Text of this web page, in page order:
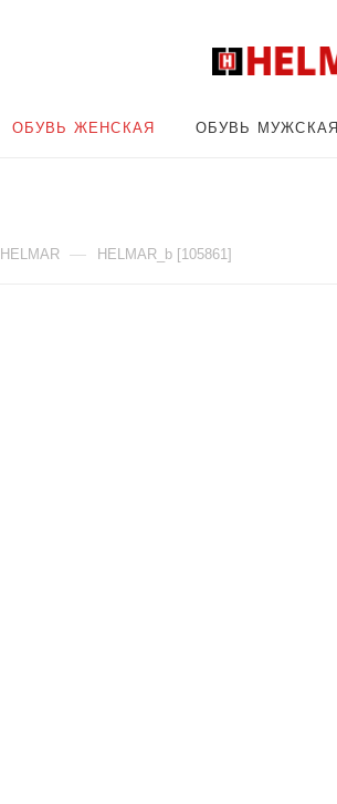
ОБУВЬ ЖЕНСКАЯ ОБУВЬ МУЖСКАЯ
HELMAR — HELMAR_b [105861]